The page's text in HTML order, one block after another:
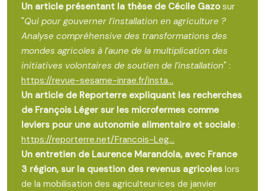
Un article présentant la thèse de Cécile Gazosur
"Qui pour gouverner l’installation en agriculture ?
Analyse compréhensive des transformations des
mondes agricoles à l’aune de la multiplication des
initiatives volontaires de soutien de l’installation" :
https://revue-sesame-inrae.fr/insta...
Un article de Reporterre expliquant les recherches
de François Léger sur les microfermes comme
leviers pour une autonomie alimentaire et sociale:
https://reporterre.net/Francois-Leg...
Un entretien de Laurence Marandola, avec France
3 région, sur la question des revenus agricoles lors
de la mobilisation des agriculteur·ices de janvier